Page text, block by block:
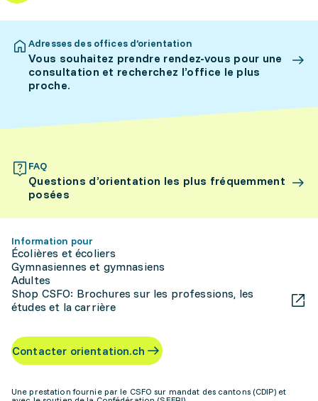
Adresses des offices d’orientation
Vous souhaitez prendre rendez-vous pour une
consultation et recherchez l’office le plus
proche.
FAQ
Questions d’orientation les plus fréquemment
posées
Information pour
Écolières et écoliers
Gymnasiennes et gymnasiens
Adultes
Shop CSFO: Brochures sur les professions, les
études et la carrière
Contacter orientation.ch
Une prestation fournie par le CSFO sur mandat des cantons (CDIP) et